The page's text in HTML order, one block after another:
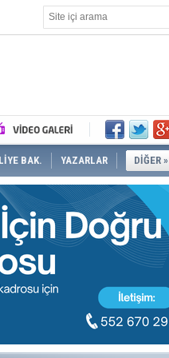
BAK. YAZARLAR DİĞER »